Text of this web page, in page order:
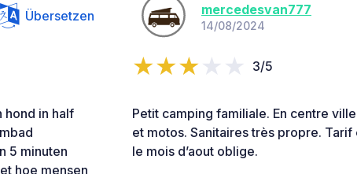
Übersetzen
hond in half
5 minuten
hoe mensen
mercedesvan777
14/08/2024
3/5
Petit camping familiale. En centre
et motos. Sanitaires très propre.
le mois d’aout oblige.